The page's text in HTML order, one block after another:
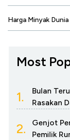
Harga Minyak
Most
1.
Bulan
Rasakan
2.
Genjot
Pemilik